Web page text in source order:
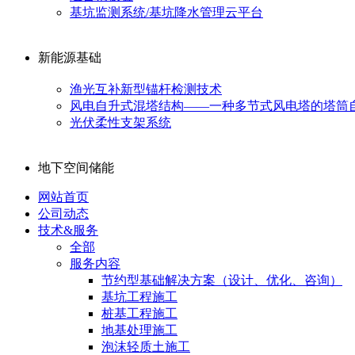
基坑监测系统/基坑降水管理云平台
新能源基础
渔光互补新型锚杆检测技术
风电自升式混塔结构——一种多节式风电塔的塔筒
光伏柔性支架系统
地下空间储能
网站首页
公司动态
技术&服务
全部
服务内容
节约型基础解决方案（设计、优化、咨询）
基坑工程施工
桩基工程施工
地基处理施工
泡沫轻质土施工